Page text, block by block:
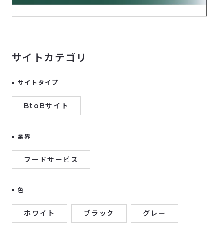
サイトカテゴリ
サイトタイプ
BtoBサイト
業界
フードサービス
色
ホワイト ブラック グレー